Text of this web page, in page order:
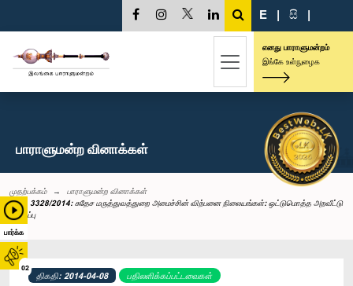
பார்க்க
02
E | සි |
எனது பாராளுமன்றம்
இங்கே உள்நுழைக
பாராளுமன்ற வினாக்கள்
முதற்பக்கம்
பாராளுமன்ற வினாக்கள்
3328/2014: சுதேச மருத்துவத்துறை அமைச்சின் விற்பனை நிலையங்கள்: ஒட்டுமொத்த அறவீட்டு
இழப்பு
திகதி: 2014-04-08 பதிலளிக்கப்பட்டவைகள்